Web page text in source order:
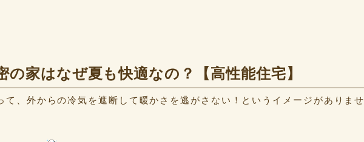
の家はなぜ夏も快適なの？【高性能住宅】
て、外からの冷気を遮断して暖かさを逃がさない！というイメージがありませ